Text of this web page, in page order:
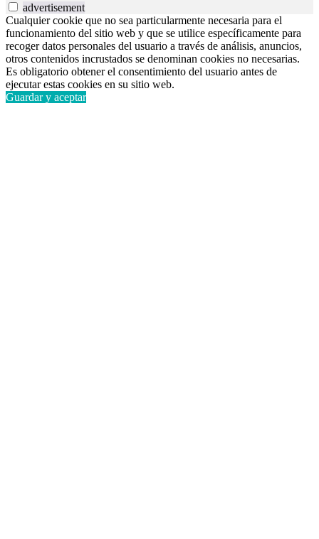
advertisement
Cualquier cookie que no sea particularmente necesaria para el
funcionamiento del sitio web y que se utilice específicamente para
recoger datos personales del usuario a través de análisis, anuncios,
otros contenidos incrustados se denominan cookies no necesarias.
Es obligatorio obtener el consentimiento del usuario antes de
ejecutar estas cookies en su sitio web.
Guardar y aceptar